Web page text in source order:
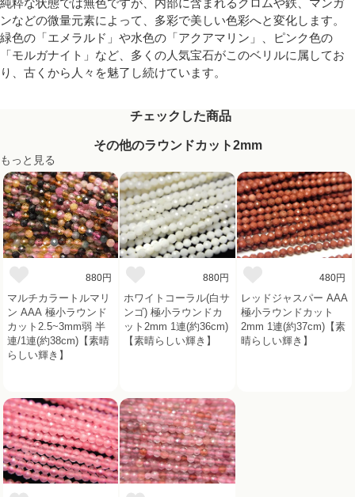
ンなどの微量元素によって、多彩で美しい色彩へと変化します。
緑色の「エメラルド」や水色の「アクアマリン」、ピンク色の
「モルガナイト」など、多くの人気宝石がこのベリルに属してお
り、古くから人々を魅了し続けています。
チェックした商品
その他のラウンドカット2mm
もっと見る
880円
マルチカラートルマリ
ン AAA 極小ラウンド
カット2.5~3mm弱 半
連/1連(約38cm)【素晴
らしい輝き】
880円
ホワイトコーラル(白サ
ンゴ) 極小ラウンドカ
ット2mm 1連(約36cm)
【素晴らしい輝き】
480円
レッドジャスパー AAA
極小ラウンドカット
2mm 1連(約37cm)【素
晴らしい輝き】